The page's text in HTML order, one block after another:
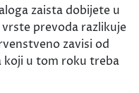
zaista dobijete u
prevoda razlikuje
zavisi od
koji u tom roku treba